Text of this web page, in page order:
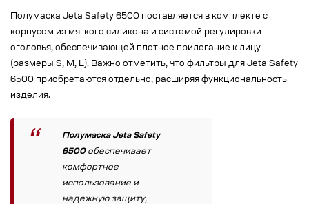
Полумаска Jeta Safety 6500 поставляется в комплекте с
корпусом из мягкого силикона и системой регулировки
оголовья, обеспечивающей плотное прилегание к лицу
(размеры S, M, L). Важно отметить, что фильтры для Jeta Safety
6500 приобретаются отдельно, расширяя функциональность
изделия.
Полумаска Jeta Safety
6500обеспечивает
комфортное
использование и
надежную защиту,